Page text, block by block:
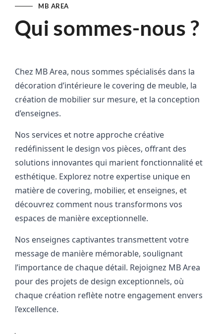
MB AREA
Qui sommes-nous ?
Chez MB Area, nous sommes spécialisés dans la
décoration d’intérieure le covering de meuble, la
création de mobilier sur mesure, et la conception
d’enseignes.
Nos services et notre approche créative
redéfinissent le design vos pièces, offrant des
solutions innovantes qui marient fonctionnalité et
esthétique. Explorez notre expertise unique en
matière de covering, mobilier, et enseignes, et
découvrez comment nous transformons vos
espaces de manière exceptionnelle.
Nos enseignes captivantes transmettent votre
message de manière mémorable, soulignant
l’importance de chaque détail. Rejoignez MB Area
pour des projets de design exceptionnels, où
chaque création reflète notre engagement envers
l’excellence.